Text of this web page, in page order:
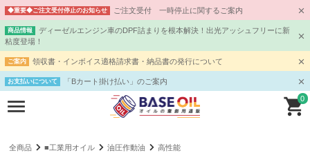
◆重要◆ご注文受付停止のお知らせ ご注文受付 一時停止に関するご案内
商品情報
ディーゼルエンジン車のDPF詰まりを根本解決！出光アッシュフリーに新
粘度登場！
ご案内 領収書・インボイス適格請求書・納品書の発行について
お支払いについて 「Bカート掛け払い」のご案内
0
全商品 ■工業用オイル 油圧作動油 高性能